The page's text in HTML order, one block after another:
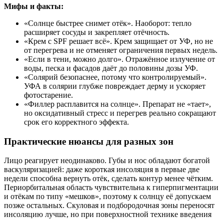
Мифы и факты:
«Солнце быстрее снимет отёк». Наоборот: тепло
расширяет сосуды и закрепляет отёчность.
«Крем с SPF решает всё». Крем защищает от УФ, но не
от перегрева и не отменяет ограничения первых недель.
«Если в тени, можно долго». Отражённое излучение от
воды, песка и фасадов даёт до половины дозы УФ.
«Солярий безопаснее, потому что контролируемый».
УФА в солярии глубже повреждает дерму и ускоряет
фотостарение.
«Филлер расплавится на солнце». Препарат не «тает»,
но оксидативный стресс и перегрев реально сокращают
срок его корректного эффекта.
Практические нюансы для разных зон
Лицо реагирует неодинаково. Губы и нос обладают богатой
васкуляризацией: даже короткая инсоляция в первые две
недели способна вернуть отёк, сделать контур менее чётким.
Периорбитальная область чувствительна к гиперпигментации
и отёкам по типу «мешков», поэтому к солнцу её допускаем
позже остальных. Скуловая и подбородочная зоны переносят
инсоляцию лучше, но при поверхностной технике введения